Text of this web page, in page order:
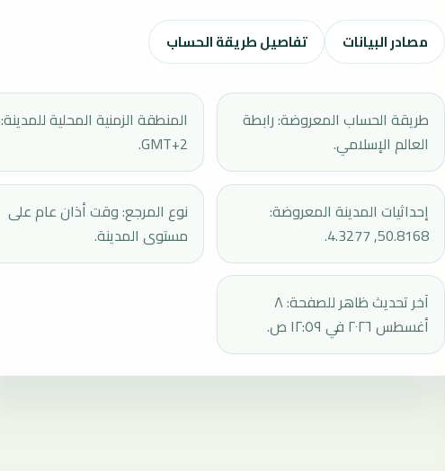
مصادر البيانات تفاصيل طريقة الحساب
طريقة الحساب المعروضة: رابطة
العالم الإسلامي.
المنطقة الزمنية المحلية للمدينة:
GMT+2.
إحداثيات المدينة المعروضة:
50.8168, 4.3277.
نوع المرجع: وقت أذان عام على
مستوى المدينة.
آخر تحديث ظاهر للصفحة: ٨
أغسطس ٢٠٢٦ في ١٢:٥٩ ص.